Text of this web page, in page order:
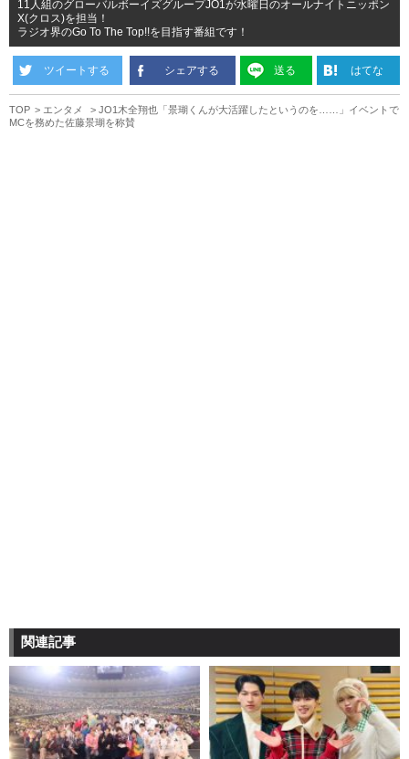
11人組のグローバルボーイズグループJO1が水曜日のオールナイトニッポン
X(クロス)を担当！
ラジオ界のGo To The Top!!を目指す番組です！
ツイートする シェアする 送る はてな
TOP エンタメ
JO1木全翔也「景瑚くんが大活躍したというのを……」イベントで
MCを務めた佐藤景瑚を称賛
関連記事